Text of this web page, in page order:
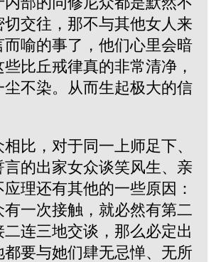
交往，那不与其他女人来
而喻的事了，他们心里会暗
比丘戒律真的非常清净，
尘不染。从而生起极大的信
比，对于同一上师足下、
的出家女众谈笑风生、亲
理还有其他的一些原因：
一次接触，就必然有第二
二连三地交谈，那么必定出
要与她们肆无忌惮、无所